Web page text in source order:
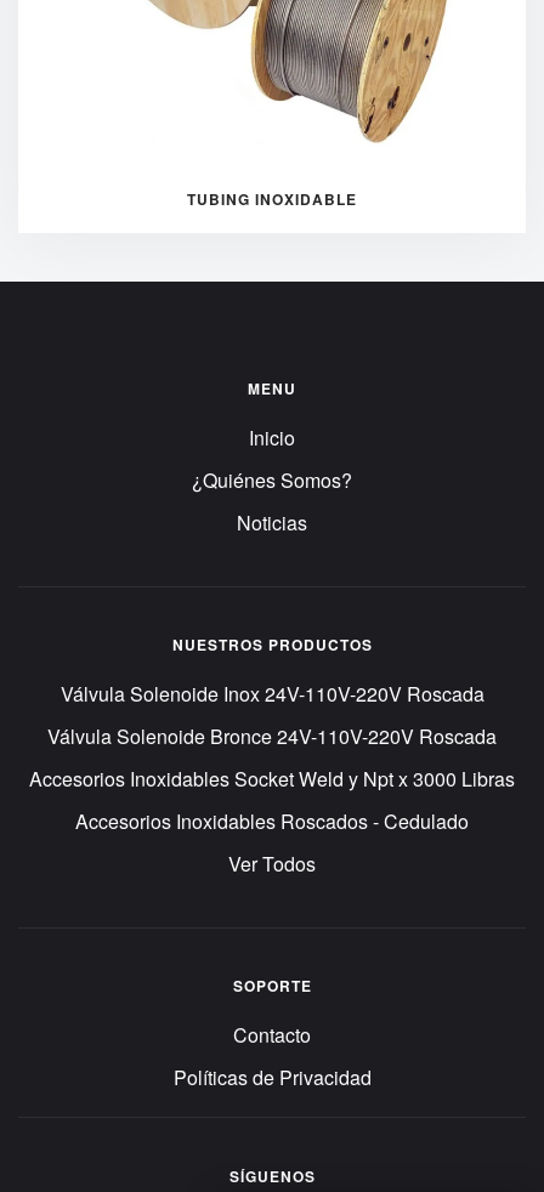
TUBING INOXIDABLE
MENU
Inicio
¿Quiénes Somos?
Noticias
NUESTROS PRODUCTOS
Válvula Solenoide Inox 24V-110V-220V Roscada
Válvula Solenoide Bronce 24V-110V-220V Roscada
Accesorios Inoxidables Socket Weld y Npt x 3000 Libras
Accesorios Inoxidables Roscados - Cedulado
Ver Todos
SOPORTE
Contacto
Políticas de Privacidad
SÍGUENOS